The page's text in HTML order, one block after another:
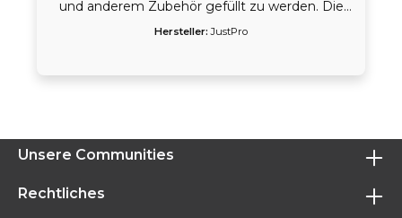
und anderem Zubehör gefüllt zu werden. Die
Verschlüsse und zahlreiche
Hersteller:JustPro
Unsere Communities
Rechtliches